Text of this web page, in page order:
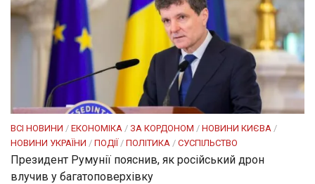
ВСІ НОВИНИ / ЕКОНОМІКА / ЗА КОРДОНОМ / НОВИНИ КИЄВА /
НОВИНИ УКРАЇНИ / ПОДІЇ/ ПОЛІТИКА / СУСПІЛЬСТВО
Президент Румунії пояснив, як російський дрон
влучив у багатоповерхівку